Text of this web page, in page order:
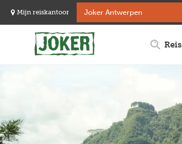
naar
Mijn reiskantoor